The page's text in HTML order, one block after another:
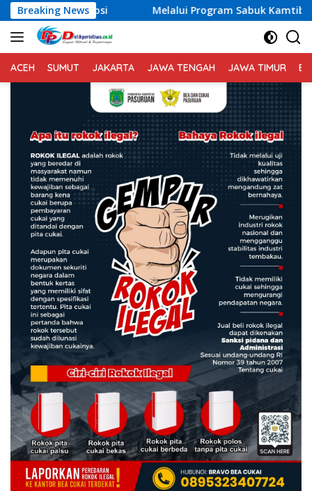
Langsung
ke
konten
Breaking News
Melalui Program Sabuk Kamtibmas, Kapolres
ACEH SUMUT JAKARTA JAWA TENGAH JAWA TIMUR